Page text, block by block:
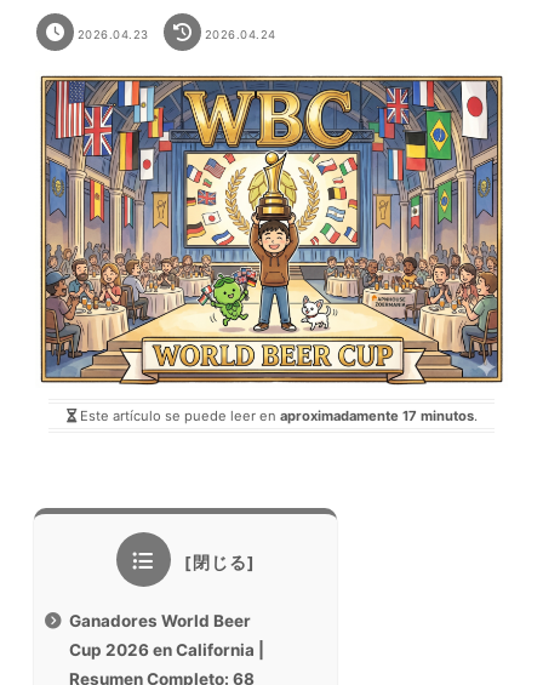
2026.04.23 2026.04.24
Este artículo se puede leer en aproximadamente 17 minutos.
Ganadores World Beer
Cup 2026 en California |
Resumen Completo: 68